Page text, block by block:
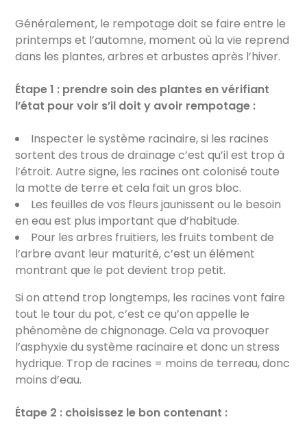
Généralement, le rempotage doit se faire entre le
printemps et l’automne, moment où la vie reprend
dans les plantes, arbres et arbustes après l’hiver.
Étape 1 : prendre soin des plantes en vérifiant
l’état pour voir s’il doit y avoir rempotage :
Inspecter le système racinaire, si les racines
sortent des trous de drainage c’est qu’il est trop à
l’étroit. Autre signe, les racines ont colonisé toute
la motte de terre et cela fait un gros bloc.
Les feuilles de vos fleurs jaunissent ou le besoin
en eau est plus important que d’habitude.
Pour les arbres fruitiers, les fruits tombent de
l’arbre avant leur maturité, c’est un élément
montrant que le pot devient trop petit.
Si on attend trop longtemps, les racines vont faire
tout le tour du pot, c’est ce qu’on appelle le
phénomène de chignonage. Cela va provoquer
l’asphyxie du système racinaire et donc un stress
hydrique. Trop de racines = moins de terreau, donc
moins d’eau.
Étape 2 : choisissez le bon contenant :